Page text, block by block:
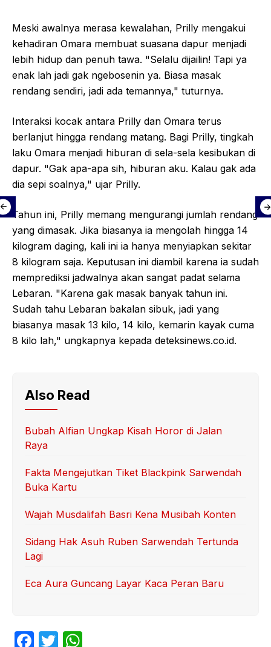
Meski awalnya merasa kewalahan, Prilly mengakui
kehadiran Omara membuat suasana dapur menjadi
lebih hidup dan penuh tawa. "Selalu dijailin! Tapi ya
enak lah jadi gak ngebosenin ya. Biasa masak
rendang sendiri, jadi ada temannya," tuturnya.
Interaksi kocak antara Prilly dan Omara terus
berlanjut hingga rendang matang. Bagi Prilly, tingkah
laku Omara menjadi hiburan di sela-sela kesibukan di
dapur. "Gak apa-apa sih, hiburan aku. Kalau gak ada
dia sepi soalnya," ujar Prilly.
Tahun ini, Prilly memang mengurangi jumlah rendang
yang dimasak. Jika biasanya ia mengolah hingga 14
kilogram daging, kali ini ia hanya menyiapkan sekitar
8 kilogram saja. Keputusan ini diambil karena ia sudah
memprediksi jadwalnya akan sangat padat selama
Lebaran. "Karena gak masak banyak tahun ini.
Sudah tahu Lebaran bakalan sibuk, jadi yang
biasanya masak 13 kilo, 14 kilo, kemarin kayak cuma
8 kilo lah," ungkapnya kepada deteksinews.co.id.
Also Read
Bubah Alfian Ungkap Kisah Horor di Jalan
Raya
Fakta Mengejutkan Tiket Blackpink Sarwendah
Buka Kartu
Wajah Musdalifah Basri Kena Musibah Konten
Sidang Hak Asuh Ruben Sarwendah Tertunda
Lagi
Eca Aura Guncang Layar Kaca Peran Baru
F T